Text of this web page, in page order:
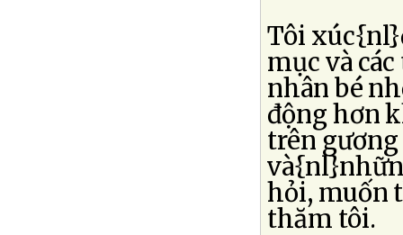
Tôi
mục và
nhân bé
động hơn
trên gương
hỏi, muốn
thăm tôi.